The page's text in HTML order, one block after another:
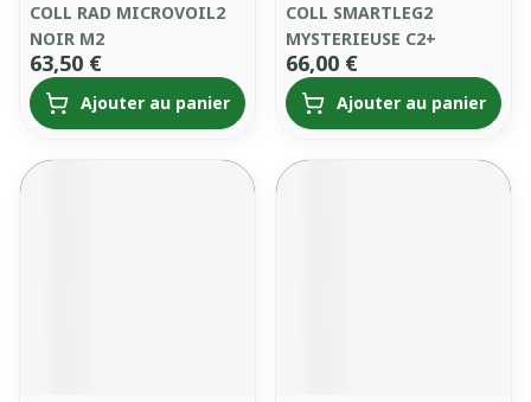
COLL RAD MICROVOIL2
NOIR M2
63,50 €
Ajouter au panier
COLL SMARTLEG2
MYSTERIEUSE C2+
66,00 €
Ajouter au panier